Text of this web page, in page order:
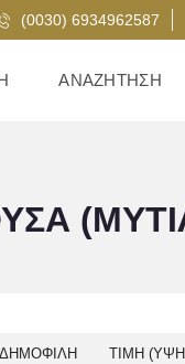
(0030) 6934962587
ΑΝΑΖΉΤΗΣΗ
ΔΗΜΟΦΙΛΉ ΤΙΜΉ